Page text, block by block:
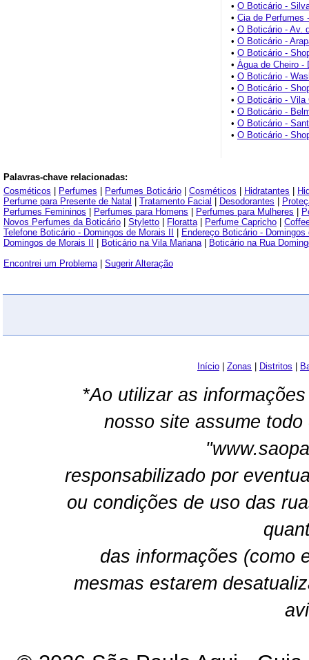
• O Boticário -
• Cia de Perfumes
• O Boticário - Av.
• O Boticário -
• O Boticário -
• Água de Cheiro -
• O Boticário -
• O Boticário -
• O Boticário - Vila
• O Boticário -
• O Boticário -
• O Boticário -
Palavras-chave relacionadas:
Cosméticos
Perfumes Perfumes Boticário Cosméticos Hidratantes
Perfume para Presente de Natal
Tratamento Facial Desodorantes
Perfumes Femininos
Perfumes para Homens Perfumes para Mulheres
Novos Perfumes da Boticário
Styletto Floratta| Perfume Capricho
Telefone Boticário - Domingos de Morais II
Endereço Boticário -
Domingos de Morais II
Boticário na Vila Mariana|
Boticário na Rua
Encontrei um Problema| Sugerir Alteração
Início Zonas Distritos
*Ao utilizar as
nosso site assume
responsabilizado por
ou condições de uso das
das informações (como
mesmas estarem